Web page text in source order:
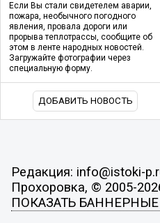
Если Вы стали свидетелем аварии,
пожара, необычного погодного
явления, провала дороги или
прорыва теплотрассы, сообщите об
этом в ленте народных новостей.
Загружайте фотографии через
специальную форму.
ДОБАВИТЬ НОВОСТЬ
Редакция: info@istoki-
Прохоровка, © 2005-
ПОКАЗАТЬ